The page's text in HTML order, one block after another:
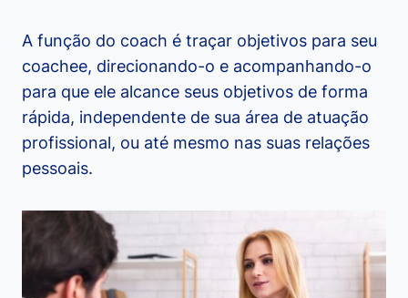
A função do coach é traçar objetivos para seu
coachee, direcionando-o e acompanhando-o
para que ele alcance seus objetivos de forma
rápida, independente de sua área de atuação
profissional, ou até mesmo nas suas relações
pessoais.